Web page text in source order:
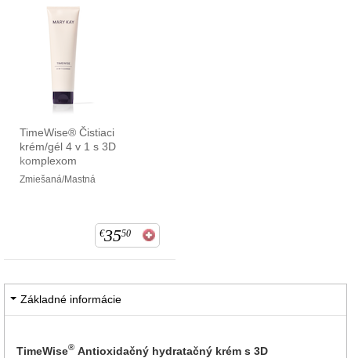
TimeWise® Čistiaci
krém/gél 4 v 1 s 3D
komplexom
Zmiešaná/Mastná
€3550
Základné informácie
TimeWise® Antioxidačný hydratačný krém s 3D